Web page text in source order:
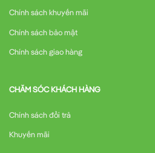
Chính sách khuyến mãi
Chính sách bảo mật
Chính sách giao hàng
CHĂM SÓC KHÁCH HÀNG
Chính sách đổi trả
Khuyến mãi